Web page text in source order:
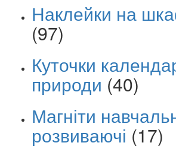
Наклейки на
(97)
Куточки
природи (40)
Магніти
розвиваючі (17)